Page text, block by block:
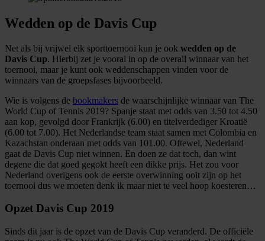
Wedden op de Davis Cup
Net als bij vrijwel elk sporttoernooi kun je ook wedden op de
Davis Cup. Hierbij zet je vooral in op de overall winnaar van het
toernooi, maar je kunt ook weddenschappen vinden voor de
winnaars van de groepsfases bijvoorbeeld.
Wie is volgens de bookmakers de waarschijnlijke winnaar van The
World Cup of Tennis 2019? Spanje staat met odds van 3.50 tot 4.50
aan kop, gevolgd door Frankrijk (6.00) en titelverdediger Kroatië
(6.00 tot 7.00). Het Nederlandse team staat samen met Colombia en
Kazachstan onderaan met odds van 101.00. Oftewel, Nederland
gaat de Davis Cup niet winnen. En doen ze dat toch, dan wint
degene die dat goed gegokt heeft een dikke prijs. Het zou voor
Nederland overigens ook de eerste overwinning ooit zijn op het
toernooi dus we moeten denk ik maar niet te veel hoop koesteren…
Opzet Davis Cup 2019
Sinds dit jaar is de opzet van de Davis Cup veranderd. De officiële